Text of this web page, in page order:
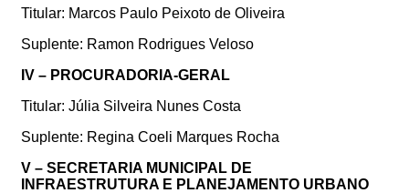
Titular: Marcos Paulo Peixoto de Oliveira
Suplente: Ramon Rodrigues Veloso
IV – PROCURADORIA-GERAL
Titular: Júlia Silveira Nunes Costa
Suplente: Regina Coeli Marques Rocha
V – SECRETARIA MUNICIPAL DE
INFRAESTRUTURA E PLANEJAMENTO URBANO